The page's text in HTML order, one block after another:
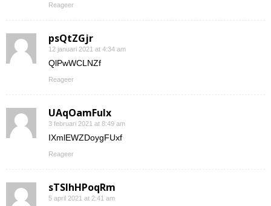
Reageer
psQtZGjr
12 januari 2021 at 4:34 am
QlPwWCLNZf
Reageer
UAqOamFuIx
3 februari 2021 at 8:49 am
IXmlEWZDoygFUxf
Reageer
sTSIhHPoqRm
5 april 2021 at 2:41 am